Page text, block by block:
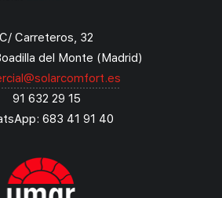
C/ Carreteros, 32
del Monte (Madrid)
91 632 29 15
683 41 91 40